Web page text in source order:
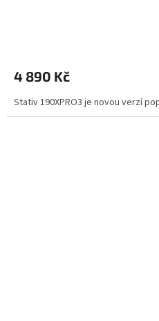
4 890 Kč
Stativ 190XPRO3 je novou verzí